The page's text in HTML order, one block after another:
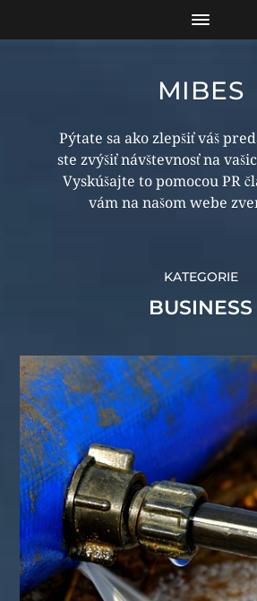
MIBES
Pýtate sa ako zlepšiť váš
ste zvýšiť návštevnosť na
Vyskúšajte to pomocou PR
vám na našom webe
KATEGORIE
BUSINESS